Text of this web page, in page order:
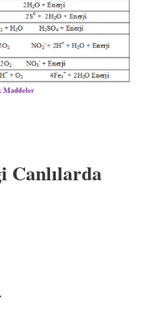
Canlılarda